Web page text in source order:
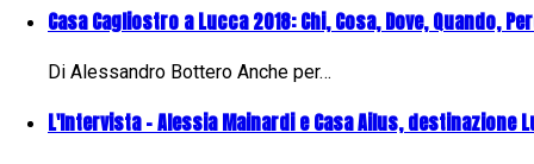
Casa Cagliostro a Lucca 2018: Chi, Cosa, Dove, Quando,
Di Alessandro Bottero Anche per…
L'Intervista - Alessia Mainardi e Casa Ailus, destinazione